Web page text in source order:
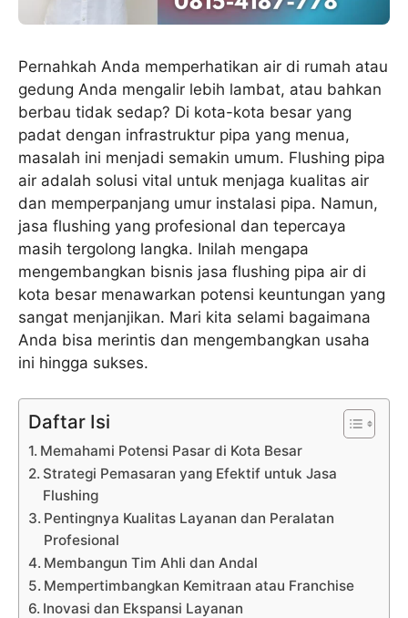
Pernahkah Anda memperhatikan air di rumah atau
gedung Anda mengalir lebih lambat, atau bahkan
berbau tidak sedap? Di kota-kota besar yang
padat dengan infrastruktur pipa yang menua,
masalah ini menjadi semakin umum. Flushing pipa
air adalah solusi vital untuk menjaga kualitas air
dan memperpanjang umur instalasi pipa. Namun,
jasa flushing yang profesional dan tepercaya
masih tergolong langka. Inilah mengapa
mengembangkan bisnis jasa flushing pipa air di
kota besar menawarkan potensi keuntungan yang
sangat menjanjikan. Mari kita selami bagaimana
Anda bisa merintis dan mengembangkan usaha
ini hingga sukses.
Daftar Isi
Memahami Potensi Pasar di Kota Besar
Strategi Pemasaran yang Efektif untuk Jasa
Flushing
Pentingnya Kualitas Layanan dan Peralatan
Profesional
Membangun Tim Ahli dan Andal
Mempertimbangkan Kemitraan atau Franchise
Inovasi dan Ekspansi Layanan